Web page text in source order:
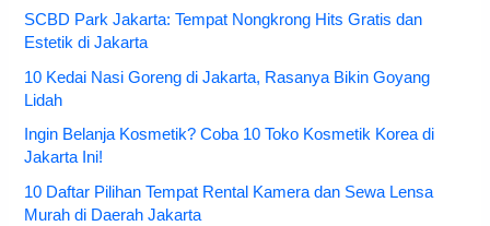
SCBD Park Jakarta: Tempat Nongkrong Hits Gratis dan
Estetik di Jakarta
10 Kedai Nasi Goreng di Jakarta, Rasanya Bikin Goyang
Lidah
Ingin Belanja Kosmetik? Coba 10 Toko Kosmetik Korea di
Jakarta Ini!
10 Daftar Pilihan Tempat Rental Kamera dan Sewa Lensa
Murah di Daerah Jakarta